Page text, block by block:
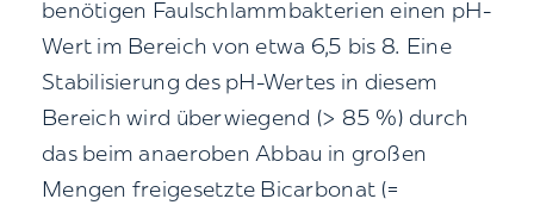
benötigen Faulschlammbakterien einen pH-
Wert im Bereich von etwa 6,5 bis 8. Eine
Stabilisierung des pH-Wertes in diesem
Bereich wird überwiegend (> 85 %) durch
das beim anaeroben Abbau in großen
Mengen freigesetzte Bicarbonat (=